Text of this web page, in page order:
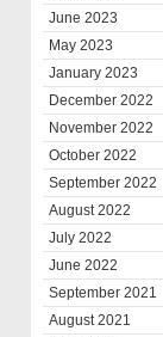
June 2023
May 2023
January 2023
December 2022
November 2022
October 2022
September 2022
August 2022
July 2022
June 2022
September 2021
August 2021